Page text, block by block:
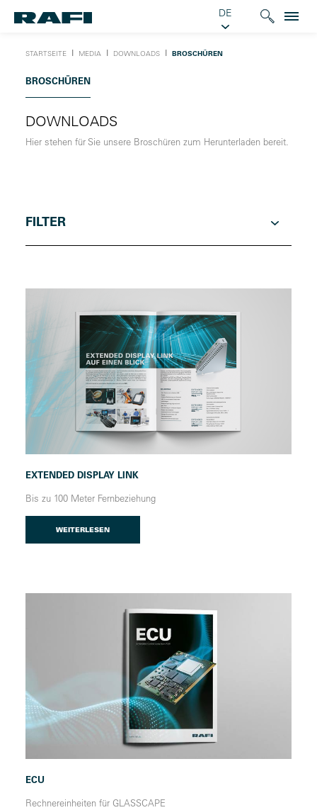
DE
STARTSEITE Ι MEDIA Ι DOWNLOADS Ι BROSCHÜREN
BROSCHÜREN
DOWNLOADS
Hier stehen für Sie unsere Broschüren zum Herunterladen bereit.
FILTER
EXTENDED DISPLAY LINK
Bis zu 100 Meter Fernbeziehung
WEITERLESEN
ECU
Rechnereinheiten für GLASSCAPE